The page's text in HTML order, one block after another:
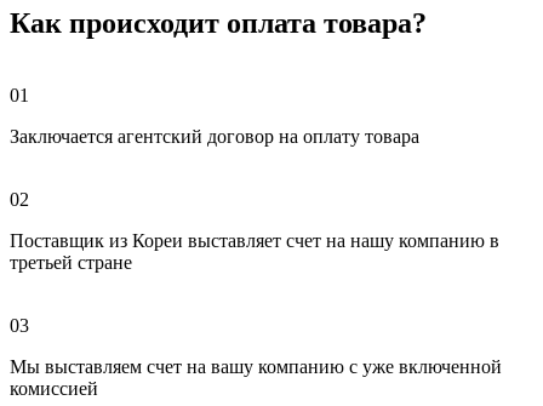
Как происходит оплата товара?
01
Заключается агентский договор на оплату товара
02
Поставщик из Кореи выставляет счет на нашу компанию в
третьей стране
03
Мы выставляем счет на вашу компанию с уже включенной
комиссией